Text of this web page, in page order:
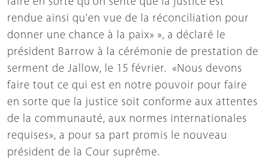
rendue ainsi qu'en vue de la réconciliation pour
donner une chance à la paix» », a déclaré le
président Barrow à la cérémonie de prestation de
serment de Jallow, le 15 février. «Nous devons
faire tout ce qui est en notre pouvoir pour faire
en sorte que la justice soit conforme aux attentes
de la communauté, aux normes internationales
requises», a pour sa part promis le nouveau
président de la Cour suprême.